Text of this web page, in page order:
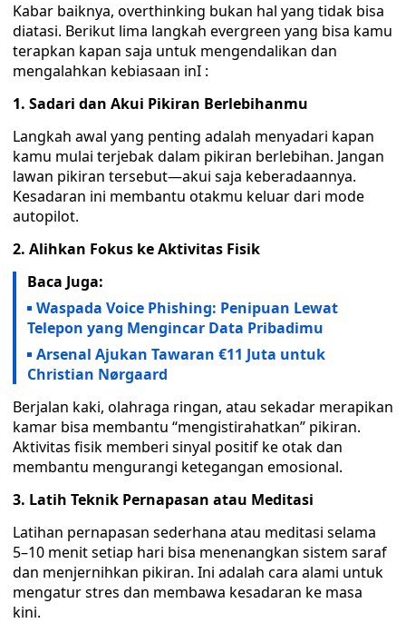
Kabar baiknya, overthinking bukan hal yang tidak bisa
diatasi. Berikut lima langkah evergreen yang bisa kamu
terapkan kapan saja untuk mengendalikan dan
mengalahkan kebiasaan inI :
1. Sadari dan Akui Pikiran Berlebihanmu
Langkah awal yang penting adalah menyadari kapan
kamu mulai terjebak dalam pikiran berlebihan. Jangan
lawan pikiran tersebut—akui saja keberadaannya.
Kesadaran ini membantu otakmu keluar dari mode
autopilot.
2. Alihkan Fokus ke Aktivitas Fisik
Baca Juga:
Waspada Voice Phishing: Penipuan Lewat
Telepon yang Mengincar Data Pribadimu
Arsenal Ajukan Tawaran €11 Juta untuk
Christian Nørgaard
Berjalan kaki, olahraga ringan, atau sekadar merapikan
kamar bisa membantu “mengistirahatkan” pikiran.
Aktivitas fisik memberi sinyal positif ke otak dan
membantu mengurangi ketegangan emosional.
3. Latih Teknik Pernapasan atau Meditasi
Latihan pernapasan sederhana atau meditasi selama
5–10 menit setiap hari bisa menenangkan sistem saraf
dan menjernihkan pikiran. Ini adalah cara alami untuk
mengatur stres dan membawa kesadaran ke masa
kini.